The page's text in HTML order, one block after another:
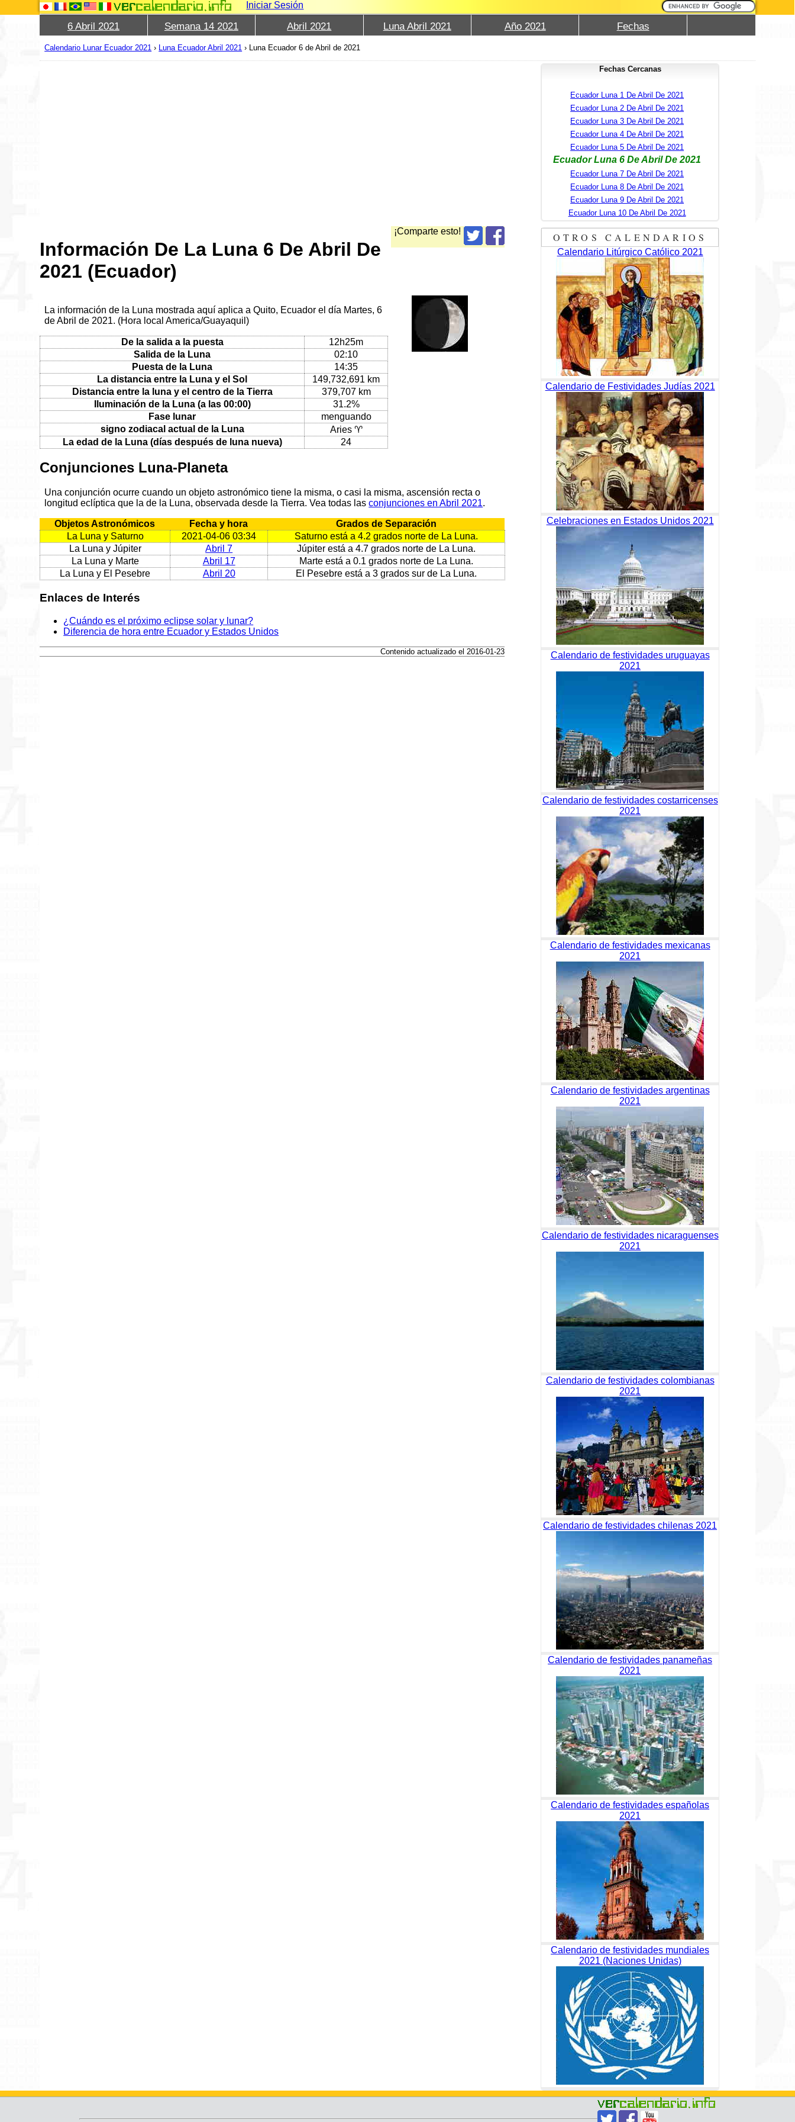
Iniciar Sesión
6 Abril 2021 Semana 14 2021 Abril 2021 Luna Abril 2021 Año 2021 Fechas
Calendario Lunar Ecuador 2021 › Luna Ecuador Abril 2021 › Luna Ecuador 6 de Abril de 2021
¡Comparte esto!
Información De La Luna 6 De Abril De
2021 (Ecuador)
La información de la Luna mostrada aquí aplica a Quito, Ecuador el día Martes, 6
de Abril de 2021. (Hora local America/Guayaquil)
De la salida a la puesta
12h25m
Salida de la Luna
02:10
Puesta de la Luna
14:35
La distancia entre la Luna y el Sol
149,732,691 km
Distancia entre la luna y el centro de la Tierra
379,707 km
Iluminación de la Luna (a las 00:00)
31.2%
Fase lunar
menguando
signo zodiacal actual de la Luna
Aries ♈
La edad de la Luna (días después de luna nueva)
24
Conjunciones Luna-Planeta
Una conjunción ocurre cuando un objeto astronómico tiene la misma, o casi la misma, ascensión recta o
longitud eclíptica que la de la Luna, observada desde la Tierra. Vea todas lasconjunciones en Abril 2021.
Objetos Astronómicos Fecha y hora
Grados de Separación
La Luna y Saturno
2021-04-06 03:34
Saturno está a 4.2 grados norte de La Luna.
La Luna y Júpiter
Abril 7
Júpiter está a 4.7 grados norte de La Luna.
La Luna y Marte
Abril 17
Marte está a 0.1 grados norte de La Luna.
La Luna y El Pesebre
Abril 20 El Pesebre está a 3 grados sur de La Luna.
Enlaces de Interés
¿Cuándo es el próximo eclipse solar y lunar?
Diferencia de hora entre Ecuador y Estados Unidos
Contenido actualizado el 2016-01-23
Fechas Cercanas
Ecuador Luna 1 De Abril De 2021
Ecuador Luna 2 De Abril De 2021
Ecuador Luna 3 De Abril De 2021
Ecuador Luna 4 De Abril De 2021
Ecuador Luna 5 De Abril De 2021
Ecuador Luna 6 De Abril De 2021
Ecuador Luna 7 De Abril De 2021
Ecuador Luna 8 De Abril De 2021
Ecuador Luna 9 De Abril De 2021
Ecuador Luna 10 De Abril De 2021
OTROS CALENDARIOS
Calendario Litúrgico Católico 2021
Calendario de Festividades Judías 2021
Celebraciones en Estados Unidos 2021
Calendario de festividades uruguayas
2021
Calendario de festividades costarricenses
2021
Calendario de festividades mexicanas
2021
Calendario de festividades argentinas
2021
Calendario de festividades nicaraguenses
2021
Calendario de festividades colombianas
2021
Calendario de festividades chilenas 2021
Calendario de festividades panameñas
2021
Calendario de festividades españolas
2021
Calendario de festividades mundiales
2021 (Naciones Unidas)